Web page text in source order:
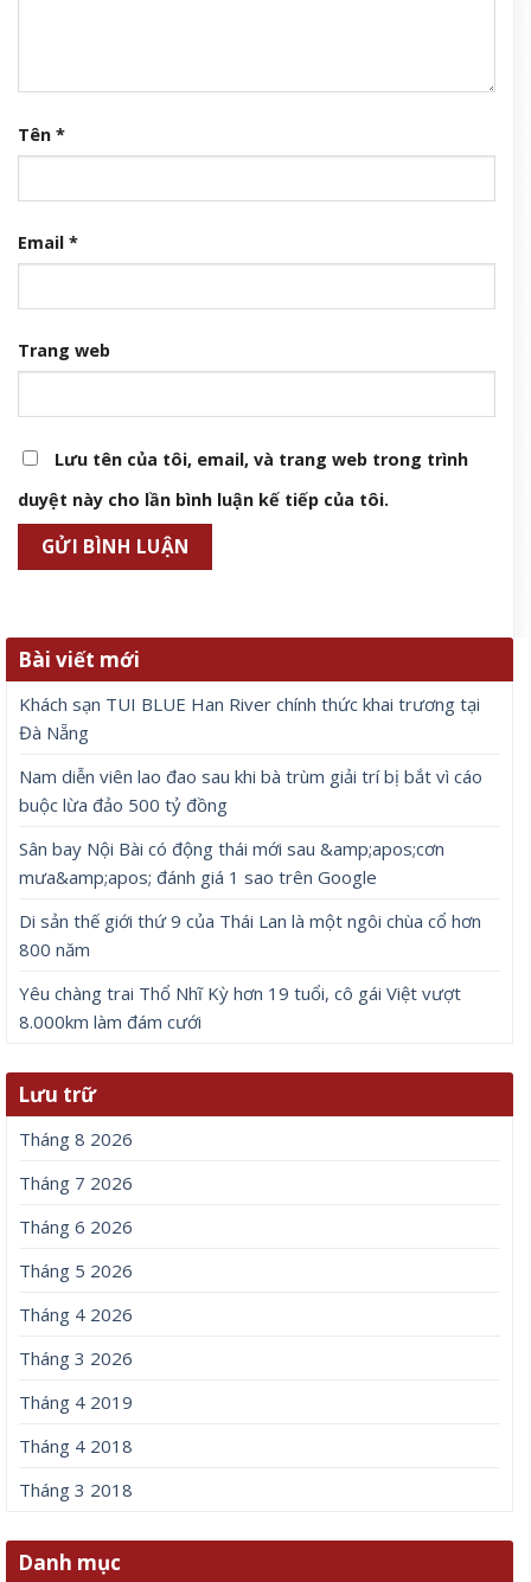
Tên *
Email *
Trang web
Lưu tên của tôi, email, và trang web trong trình
duyệt này cho lần bình luận kế tiếp của tôi.
Bài viết mới
Khách sạn TUI BLUE Han River chính thức khai trương tại
Đà Nẵng
Nam diễn viên lao đao sau khi bà trùm giải trí bị bắt vì cáo
buộc lừa đảo 500 tỷ đồng
Sân bay Nội Bài có động thái mới sau &amp;apos;cơn
mưa&amp;apos; đánh giá 1 sao trên Google
Di sản thế giới thứ 9 của Thái Lan là một ngôi chùa cổ hơn
800 năm
Yêu chàng trai Thổ Nhĩ Kỳ hơn 19 tuổi, cô gái Việt vượt
8.000km làm đám cưới
Lưu trữ
Tháng 8 2026
Tháng 7 2026
Tháng 6 2026
Tháng 5 2026
Tháng 4 2026
Tháng 3 2026
Tháng 4 2019
Tháng 4 2018
Tháng 3 2018
Danh mục